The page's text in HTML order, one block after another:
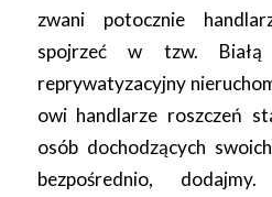
zwani potocznie
spojrzeć w tzw.
reprywatyzacyjny
owi handlarze roszczeń
osób dochodzących
bezpośrednio,